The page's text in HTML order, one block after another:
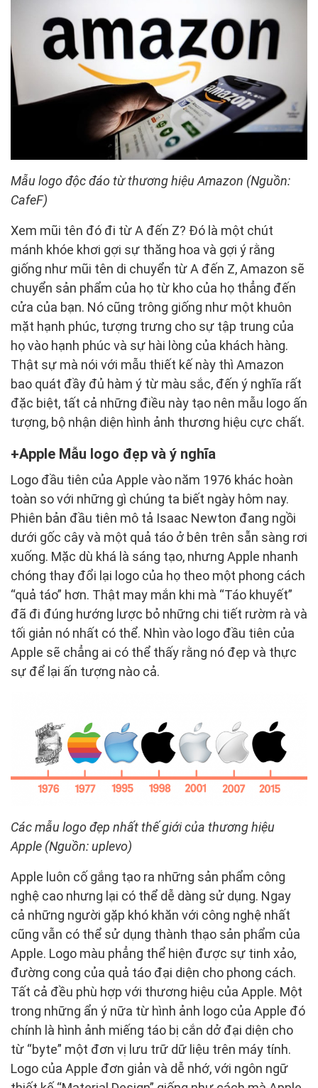
Mẫu logo độc đáo từ thương hiệu Amazon (Nguồn:
CafeF)
Xem mũi tên đó đi từ A đến Z? Đó là một chút
mánh khóe khơi gợi sự thăng hoa và gợi ý rằng
giống như mũi tên di chuyển từ A đến Z, Amazon sẽ
chuyển sản phẩm của họ từ kho của họ thẳng đến
cửa của bạn. Nó cũng trông giống như một khuôn
mặt hạnh phúc, tượng trưng cho sự tập trung của
họ vào hạnh phúc và sự hài lòng của khách hàng.
Thật sự mà nói với mẫu thiết kế này thì Amazon
bao quát đầy đủ hàm ý từ màu sắc, đến ý nghĩa rất
đặc biệt, tất cả những điều này tạo nên mẫu logo ấn
tượng, bộ nhận diện hình ảnh thương hiệu cực chất.
Apple Mẫu logo đẹp và ý nghĩa
Logo đầu tiên của Apple vào năm 1976 khác hoàn
toàn so với những gì chúng ta biết ngày hôm nay.
Phiên bản đầu tiên mô tả Isaac Newton đang ngồi
dưới gốc cây và một quả táo ở bên trên sẵn sàng rơi
xuống. Mặc dù khá là sáng tạo, nhưng Apple nhanh
chóng thay đổi lại logo của họ theo một phong cách
“quả táo” hơn. Thật may mắn khi mà “Táo khuyết”
đã đi đúng hướng lược bỏ những chi tiết rườm rà và
tối giản nó nhất có thể. Nhìn vào logo đầu tiên của
Apple sẽ chẳng ai có thể thấy rằng nó đẹp và thực
sự để lại ấn tượng nào cả.
Các mẫu logo đẹp nhất thế giới của thương hiệu
Apple (Nguồn: uplevo)
Apple luôn cố gắng tạo ra những sản phẩm công
nghệ cao nhưng lại có thể dễ dàng sử dụng. Ngay
cả những người gặp khó khăn với công nghệ nhất
cũng vẫn có thể sử dụng thành thạo sản phẩm của
Apple. Logo màu phẳng thể hiện được sự tinh xảo,
đường cong của quả táo đại diện cho phong cách.
Tất cả đều phù hợp với thương hiệu của Apple. Một
trong những ẩn ý nữa từ hình ảnh logo của Apple đó
chính là hình ảnh miếng táo bị cắn dở đại diện cho
từ “byte” một đơn vị lưu trữ dữ liệu trên máy tính.
Logo của Apple đơn giản và dễ nhớ, với ngôn ngữ